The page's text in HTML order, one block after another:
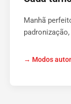
Manhã
→ Modos